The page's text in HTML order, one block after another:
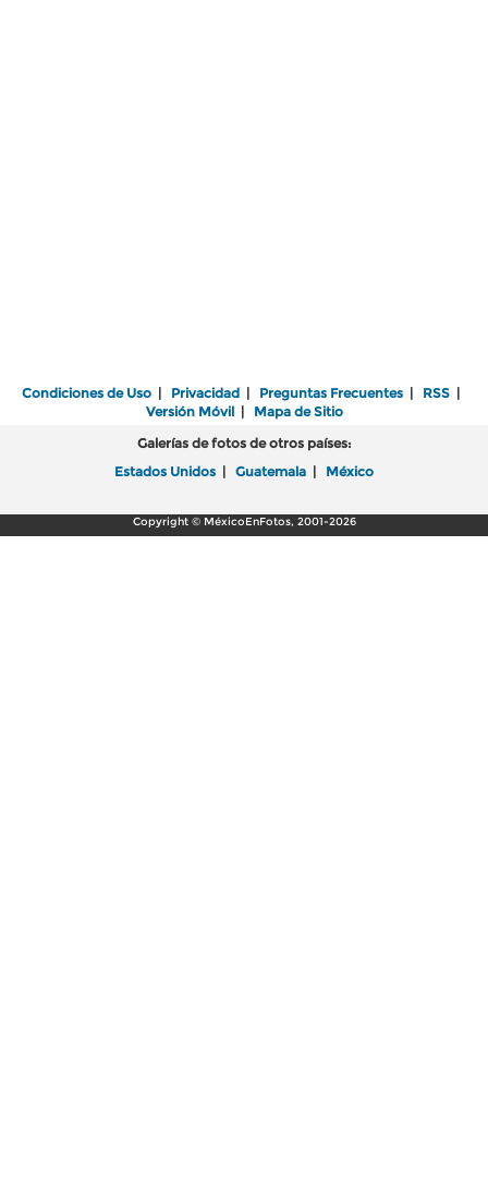
Condiciones de Uso | Privacidad | Preguntas Frecuentes | RSS |
Versión Móvil| Mapa de Sitio
Galerías de fotos de otros países:
Estados Unidos | Guatemala | México
Copyright © MéxicoEnFotos, 2001-2026